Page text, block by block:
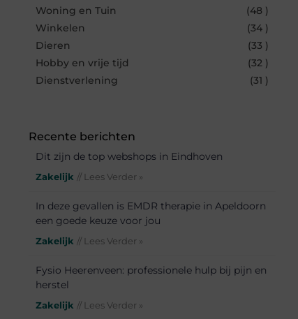
Woning en Tuin
(48 )
Winkelen
(34 )
Dieren
(33 )
Hobby en vrije tijd
(32 )
Dienstverlening
(31 )
Recente berichten
Dit zijn de top webshops in Eindhoven
Zakelijk // Lees Verder »
In deze gevallen is EMDR therapie in Apeldoorn
een goede keuze voor jou
Zakelijk // Lees Verder »
Fysio Heerenveen: professionele hulp bij pijn en
herstel
Zakelijk // Lees Verder »